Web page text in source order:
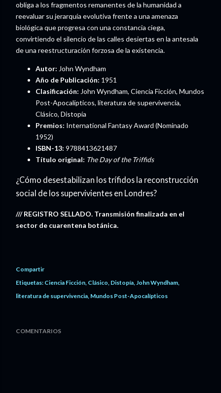
obliga a los fragmentos remanentes de la humanidad a
reevaluar su jerarquía evolutiva frente a una amenaza
biológica que progresa con una constancia ciega,
convirtiendo el silencio de las calles desiertas en la antesala
de una reestructuración forzosa de la existencia.
Autor: John Wyndham
Año de Publicación: 1951
Clasificación: John Wyndham, Ciencia Ficción, Mundos
Post-Apocalípticos, literatura de supervivencia,
Clásico, Distopía
Premios: International Fantasy Award (Nominado
1952)
ISBN-13: 9788413621487
Título original: The Day of the Triffids
¿Cómo desestabilizan los trífidos la reconstrucción
social de los supervivientes en Londres?
/// REGISTRO SELLADO. Transmisión finalizada en el
sector de cuarentena botánica.
Compartir
Etiquetas: Ciencia Ficción Clásico Distopía John Wyndham
literatura de supervivencia Mundos Post-Apocalípticos
COMENTARIOS